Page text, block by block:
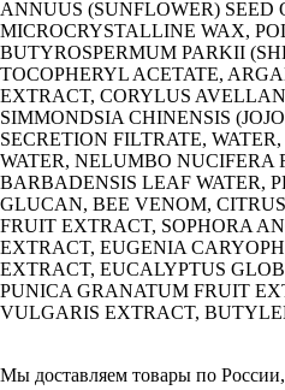
ANNUUS (SUNFLOWER)
MICROCRYSTALLINE WAX,
BUTYROSPERMUM PARKII
TOCOPHERYL ACETATE,
EXTRACT, CORYLUS
SIMMONDSIA CHINENSIS
SECRETION FILTRATE,
WATER, NELUMBO NUCIFERA
BARBADENSIS LEAF WATER,
GLUCAN, BEE VENOM,
FRUIT EXTRACT, SOPHORA
EXTRACT, EUGENIA
EXTRACT, EUCALYPTUS
PUNICA GRANATUM FRUIT
VULGARIS EXTRACT,
Мы доставляем товары по